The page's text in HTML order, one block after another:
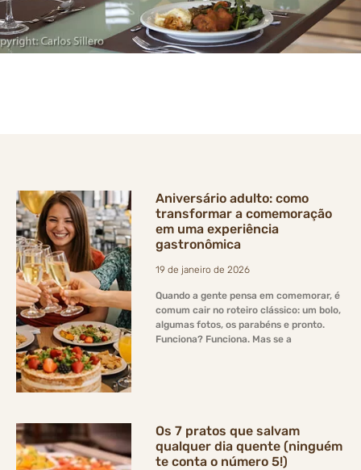
Aniversário adulto: como
transformar a comemoração
em uma experiência
gastronômica
19 de janeiro de 2026
Quando a gente pensa em comemorar, é
comum cair no roteiro clássico: um bolo,
algumas fotos, os parabéns e pronto.
Funciona? Funciona. Mas se a
Os 7 pratos que salvam
qualquer dia quente (ninguém
te conta o número 5!)